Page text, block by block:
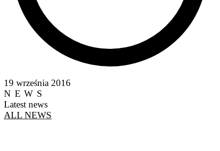
19 września 2016
NEWS
Latest news
ALL NEWS